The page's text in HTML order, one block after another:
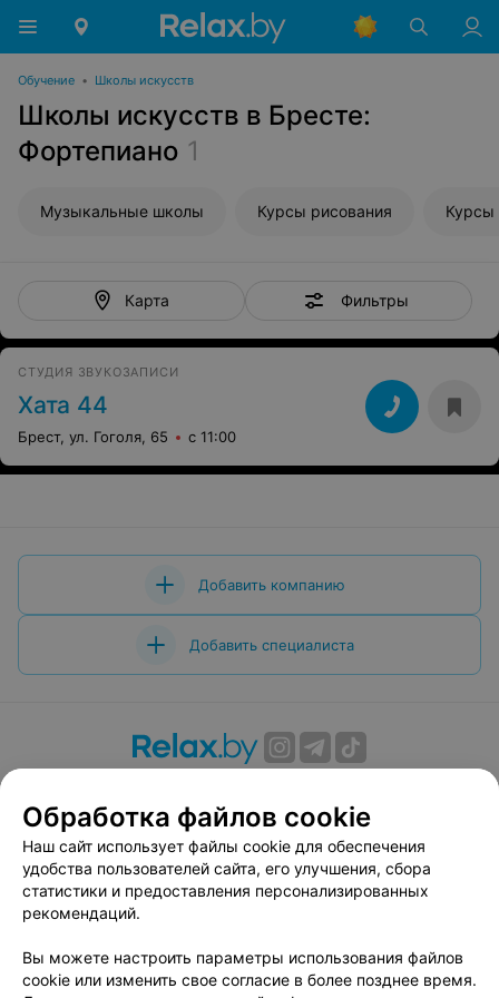
Обучение • Школы искусств
Школы искусств в Бресте:
Фортепиано 1
Музыкальные школы Курсы рисования Курсы
Карта Фильтры
СТУДИЯ ЗВУКОЗАПИСИ
Хата 44
Брест, ул. Гоголя, 65 с 11:00
Добавить компанию
Добавить специалиста
Вакансии
Публичный договор
Способы оплаты
Публичный договор по использованию сервиса
«Афиша»
Пользовательское соглашение
Связаться по вопросам сотрудничества
Написать руководителю relax.by
Обработка файлов cookie
Наш сайт использует файлы cookie для обеспечения
удобства пользователей сайта, его улучшения, сбора
статистики и предоставления персонализированных
рекомендаций.
Вы можете настроить параметры использования файлов
cookie или изменить свое согласие в более позднее время.